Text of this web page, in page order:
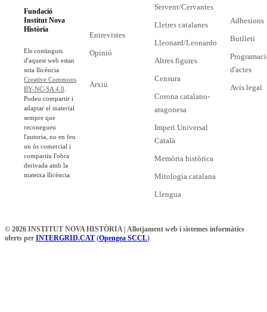
Fundació
Institut Nova
Història
Els continguts
d'aquest web estan
sota llicència
Creative Commons
BY-NC-SA 4.0
Podeu compartir i
adaptar el material
sempre que
reconegueu
l'autoria, no en feu
un ús comercial i
compartiu l'obra
derivada amb la
mateixa llicència.
Entrevistes
Opinió
Arxiu
Servent/Cervantes
Lletres catalanes
Lleonard/Leonardo
Altres figures
Censura
Corona catalano-
aragonesa
Imperi Universal
Català
Memòria històrica
Mitologia catalana
Llengua
Adhesions
Butlletí
d'actes
Avís legal
© 2026 INSTITUT NOVA HISTÒRIA | Allotjament web i sistemes informàtics
oferts per INTERGRID.CAT (Opengea SCCL)